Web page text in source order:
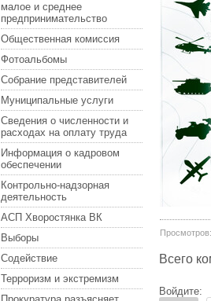
малое и среднее
предпринимательство
Общественная комиссия
Фотоальбомы
Собрание представителей
Муниципальные услуги
Сведения о численности и
расходах на оплату труда
Информация о кадровом
обеспечении
Контрольно-надзорная
деятельность
АСП Хворостянка ВК
Выборы
Содействие
Терроризм и экстремизм
Просмотров:
Всего
Войдите: